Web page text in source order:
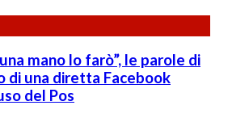
mano lo farò”, le parole di
di una diretta Facebook
del Pos